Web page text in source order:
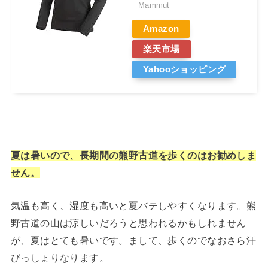
Mammut
Amazon
楽天市場
Yahooショッピング
夏は暑いので、長期間の熊野古道を歩くのはお勧めしま
せん。
気温も高く、湿度も高いと夏バテしやすくなります。熊
野古道の山は涼しいだろうと思われるかもしれません
が、夏はとても暑いです。まして、歩くのでなおさら汗
びっしょりなります。